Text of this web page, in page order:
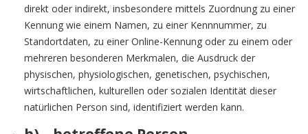
direkt oder indirekt, insbesondere mittels Zuordnung zu einer
Kennung wie einem Namen, zu einer Kennnummer, zu
Standortdaten, zu einer Online-Kennung oder zu einem oder
mehreren besonderen Merkmalen, die Ausdruck der
physischen, physiologischen, genetischen, psychischen,
wirtschaftlichen, kulturellen oder sozialen Identität dieser
natürlichen Person sind, identifiziert werden kann.